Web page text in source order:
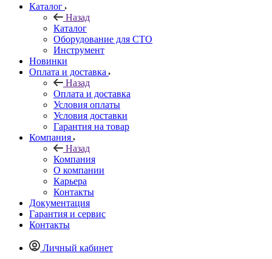
Каталог
Назад
Каталог
Оборудование для СТО
Инструмент
Новинки
Оплата и доставка
Назад
Оплата и доставка
Условия оплаты
Условия доставки
Гарантия на товар
Компания
Назад
Компания
О компании
Карьера
Контакты
Документация
Гарантия и сервис
Контакты
Личный кабинет